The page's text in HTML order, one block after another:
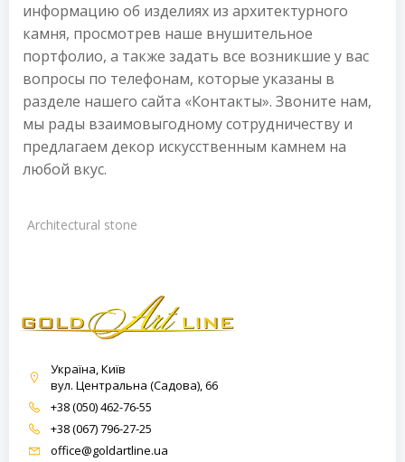
информацию об изделиях из архитектурного
камня, просмотрев наше внушительное
портфолио, а также задать все возникшие у вас
вопросы по телефонам, которые указаны в
разделе нашего сайта «Контакты». Звоните нам,
мы рады взаимовыгодному сотрудничеству и
предлагаем декор искусственным камнем на
любой вкус.
Architectural stone
Україна, Київ
вул. Центральна (Садова), 66
+38 (050) 462-76-55
+38 (067) 796-27-25
office@goldartline.ua